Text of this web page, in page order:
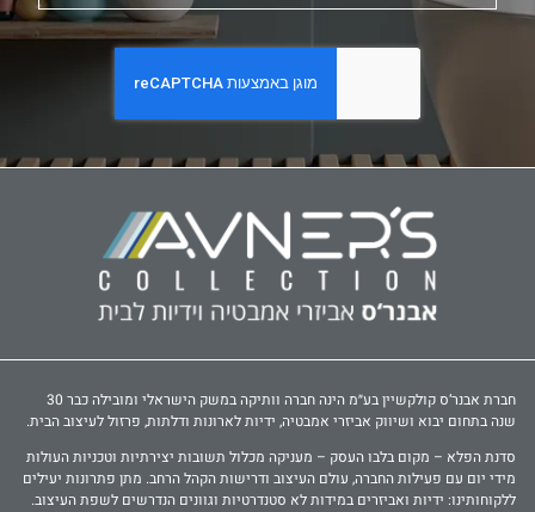
חברת אבנר‘ס קולקשיין בע״מ הינה חברה וותיקה במשק הישראלי ומובילה כבר 30
שנה בתחום יבוא ושיווק אביזרי אמבטיה, ידיות לארונות ודלתות, פרזול לעיצוב הבית.
סדנת הפלא – מקום בלבו העסק – מעניקה מכלול תשובות יצירתיות וטכניות העולות
מידי יום עם פעילות החברה, עולם העיצוב ודרישות הקהל הרחב. מתן פתרונות יעילים
ללקוחותינו: ידיות ואביזרים במידות לא סטנדרטיות וגוונים הנדרשים לשפת העיצוב.